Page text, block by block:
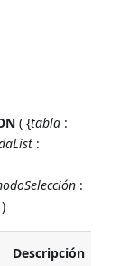
( {tabla :
:
:
Descripción